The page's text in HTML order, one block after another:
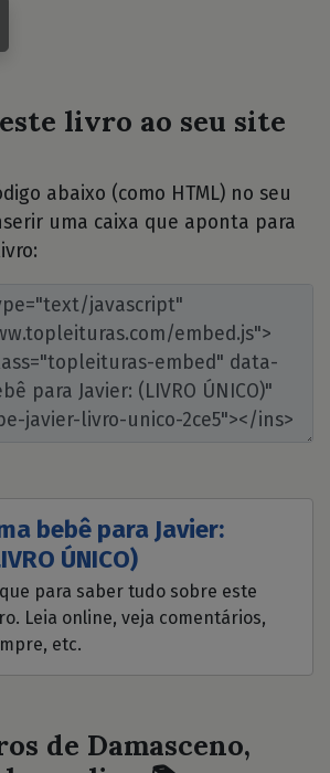
livro ao seu site
abaixo (como HTML) no seu
uma caixa que aponta para
bebê para Javier:
ÚNICO)
para saber tudo sobre este
Leia online, veja comentários,
etc.
de Damasceno,